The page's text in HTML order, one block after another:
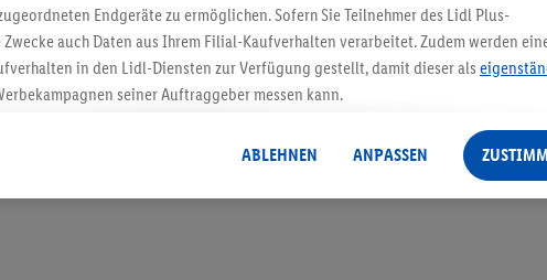
Gutschein sichern!
Endgeräte zu ermöglichen. Sofern Sie Teilnehmer des Lidl Plus-
auch Daten aus Ihrem Filial-Kaufverhalten verarbeitet. Zudem werden
in den Lidl-Diensten zur Verfügung gestellt, damit dieser als
seiner Auftraggeber messen kann.
die Zusammenführung von Daten (z.B. über Ihre Nutzung der Lidl-Dienste, Ihr
Informationen aus Ihrem Kundenkonto - z.B. Alter oder Geschlecht - sowie Ihre
verschiedene Endgeräte und Lidl-Dienste hinweg einschließlich dem Speichern
ABLEHNEN ANPASSEN